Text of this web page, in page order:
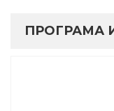
ПРОГРАМА